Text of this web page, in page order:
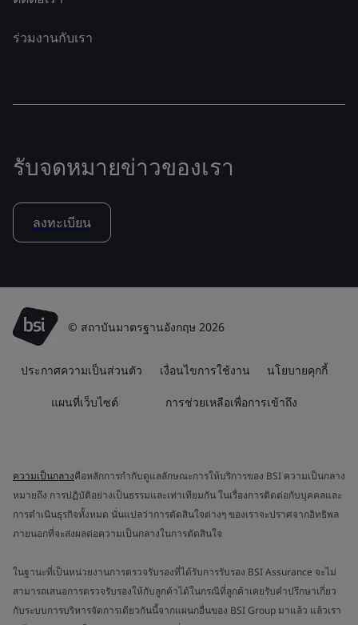
ร่วมงานกับเรา
รับจดหมายข่าวของเรา
ลงทะเบียน
© สถาบันมาตรฐานอังกฤษ 2026
ประกาศความเป็นส่วนตัว เงื่อนไขการใช้งาน นโยบายคุกกี้
แผนที่เว็บไซต์ การช่วยเหลือเพื่อการเข้าถึง
ความเป็นกลางคือหลักการกำกับดูแลลักษณะการให้บริการของ BSI ความเป็นกลาง
หมายถึง การปฏิบัติอย่างเป็นธรรมและเท่าเทียมกัน ในเรื่องการติดต่อกับบุคคลและ
การดำเนินธุรกิจทั้งหมด นั่นแปลว่าการตัดสินใจต่างๆ ของเราจะปราศจากอิทธิพล
ภายนอกที่จะส่งผลต่อความเป็นกลางในการตัดสินใจ
ในฐานะที่เป็นหน่วยงานการตรวจรับรองที่ได้รับการรับรอง BSI Assurance จะไม่
สามารถเสนอการตรวจรับรองให้กับลูกค้าได้ในกรณีที่ลูกค้าเคยรับคำปรึกษาเกี่ยว
กับระบบการบริหารจัดการเดียวกันนี้จากแผนกอื่นของ BSI Group มาแล้ว แล้วเรา